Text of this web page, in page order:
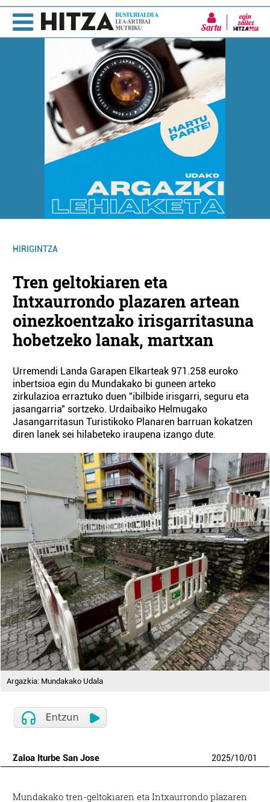
Sartu
HIRIGINTZA
Tren geltokiaren eta
Intxaurrondo plazaren artean
oinezkoentzako irisgarritasuna
hobetzeko lanak, martxan
Urremendi Landa Garapen Elkarteak 971.258 euroko
inbertsioa egin du Mundakako bi guneen arteko
zirkulazioa erraztuko duen "ibilbide irisgarri, seguru eta
jasangarria" sortzeko. Urdaibaiko Helmugako
Jasangarritasun Turistikoko Planaren barruan kokatzen
diren lanek sei hilabeteko iraupena izango dute.
Argazkia: Mundakako Udala
Zaloa Iturbe San Jose 2025/10/01
Mundakako tren-geltokiaren eta Intxaurrondo plazaren